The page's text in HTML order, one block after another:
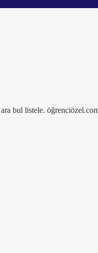
bul listele.